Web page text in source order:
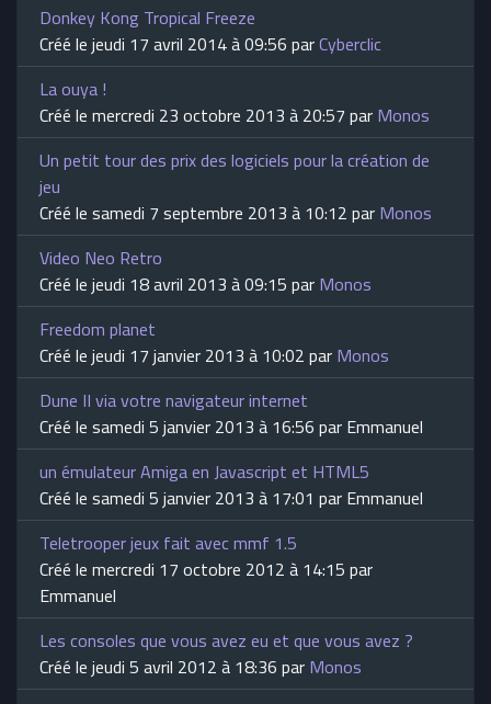
Donkey Kong Tropical Freeze
Créé le jeudi 17 avril 2014 à 09:56 parCyberclic
La ouya !
Créé le mercredi 23 octobre 2013 à 20:57 parMonos
Un petit tour des prix des logiciels pour la création de
jeu
Créé le samedi 7 septembre 2013 à 10:12 parMonos
Video Neo Retro
Créé le jeudi 18 avril 2013 à 09:15 parMonos
Freedom planet
Créé le jeudi 17 janvier 2013 à 10:02 parMonos
Dune II via votre navigateur internet
Créé le samedi 5 janvier 2013 à 16:56 par Emmanuel
un émulateur Amiga en Javascript et HTML5
Créé le samedi 5 janvier 2013 à 17:01 par Emmanuel
Teletrooper jeux fait avec mmf 1.5
Créé le mercredi 17 octobre 2012 à 14:15 par
Emmanuel
Les consoles que vous avez eu et que vous avez ?
Créé le jeudi 5 avril 2012 à 18:36 parMonos